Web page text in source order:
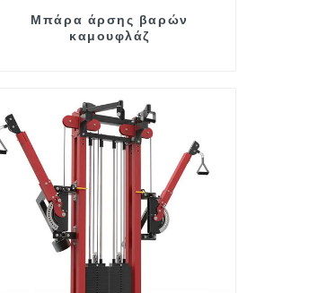
Μπάρα άρσης βαρών
καμουφλάζ